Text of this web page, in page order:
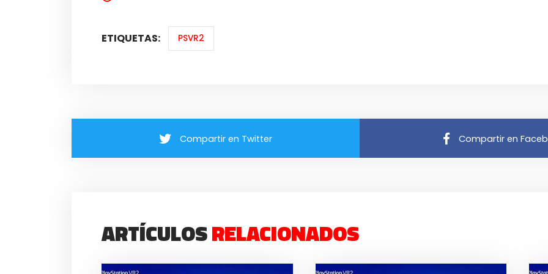
ETIQUETAS: PSVR2
Compartir en Twitter Compartir en
ARTÍCULOSRELACIONADOS